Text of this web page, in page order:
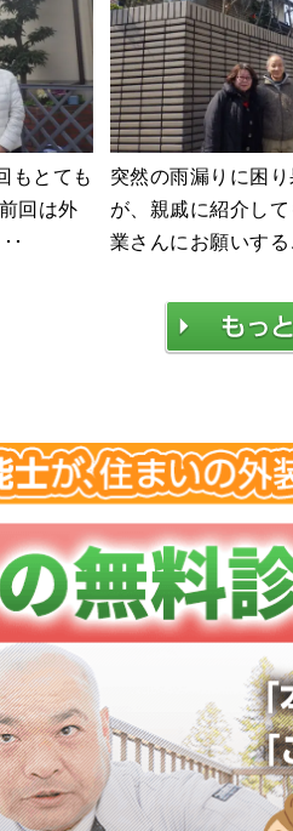
もとても
回は外
･
突然の雨漏りに困
が、親戚に紹介し
業さんにお願いする